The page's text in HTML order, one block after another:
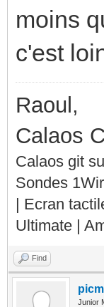
moins
c'est
Raoul,
Calaos
Calaos git
Sondes
| Ecran
Ultimate |
Find
Junior